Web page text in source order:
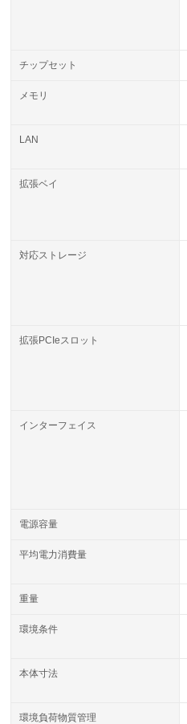
チップセット
メモリ
LAN
拡張ベイ
対応ストレージ
拡張PCIeスロット
インターフェイス
電源容量
平均電力消費量
重量
環境条件
本体寸法
環境負荷物質管理